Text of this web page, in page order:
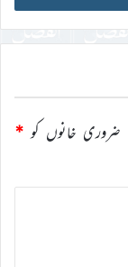
ضروری خانوں کو *